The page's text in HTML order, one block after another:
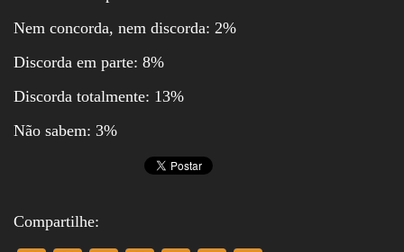
Nem concorda, nem discorda: 2%
Discorda em parte: 8%
Discorda totalmente: 13%
Não sabem: 3%
Compartilhe: